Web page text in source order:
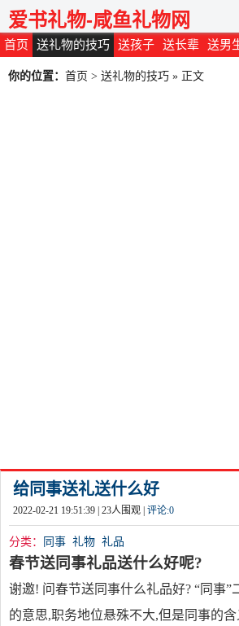
首页 送礼物的技巧 送孩子 送长辈 送男
爱书礼物-咸鱼礼物网
你的位置： 首页 > 送礼物的技巧 » 正文
给同事送礼送什么好
2022-02-21 19:51:39 | 23人围观 | 评论:0
分类： 同事 礼物 礼品
春节送同事礼品送什么好呢?
谢邀! 问春节送同事什么礼品好? “同事”
的意思,职务地位悬殊不大,但是同事的